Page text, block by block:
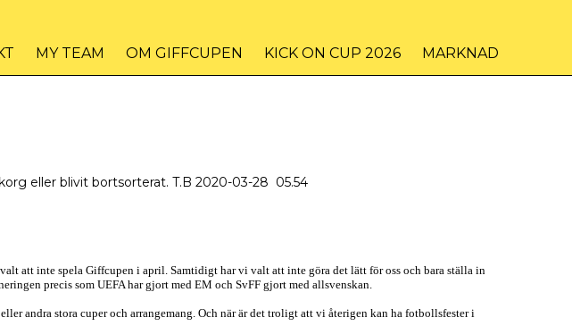
MY TEAM OM GIFFCUPEN KICK ON CUP 2026 MARKNAD
eller blivit bortsorterat. T.B 2020-03-28 05.54
att inte spela Giffcupen i april. Samtidigt har vi valt att inte göra det lätt för oss och bara ställa in
precis som UEFA har gjort med EM och SvFF gjort med allsvenskan.
andra stora cuper och arrangemang. Och när är det troligt att vi återigen kan ha fotbollsfester i